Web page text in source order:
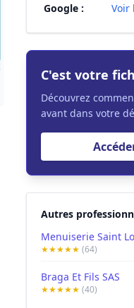
Google :
Voir
C'est votre
Découvrez
avant dans votre
Autres
Menuiserie Saint
★★★★★(64)
Braga Et Fils SAS
★★★★★(40)